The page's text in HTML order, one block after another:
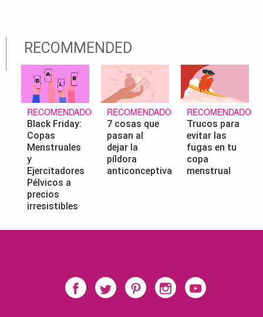
RECOMMENDED
RECOMENDADO
Black Friday:
Copas
Menstruales
y
Ejercitadores
Pélvicos a
precios
irresistibles
RECOMENDADO
7 cosas que
pasan al
dejar la
píldora
anticonceptiva
RECOMENDADO
Trucos para
evitar las
fugas en tu
copa
menstrual